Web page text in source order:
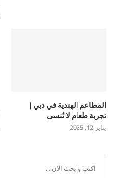
المطاعم الهندية في دبي |
تجربة طعام لا تُنسى
يناير 12, 2025